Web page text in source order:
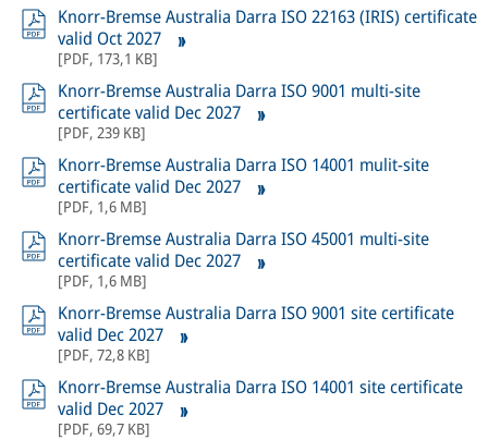
Knorr-Bremse Australia Darra ISO 22163 (IRIS) certificate
valid Oct 2027
[PDF, 173,1 KB]
Knorr-Bremse Australia Darra ISO 9001 multi-site
certificate valid Dec 2027
[PDF, 239 KB]
Knorr-Bremse Australia Darra ISO 14001 mulit-site
certificate valid Dec 2027
[PDF, 1,6 MB]
Knorr-Bremse Australia Darra ISO 45001 multi-site
certificate valid Dec 2027
[PDF, 1,6 MB]
Knorr-Bremse Australia Darra ISO 9001 site certificate
valid Dec 2027
[PDF, 72,8 KB]
Knorr-Bremse Australia Darra ISO 14001 site certificate
valid Dec 2027
[PDF, 69,7 KB]